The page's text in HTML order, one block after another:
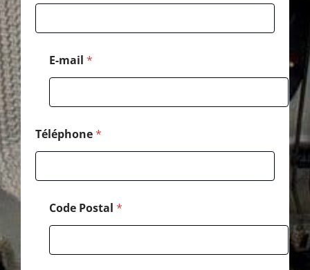
E-mail *
é
é
p
h
o
n
e
d
Téléphone*
Code Postal *